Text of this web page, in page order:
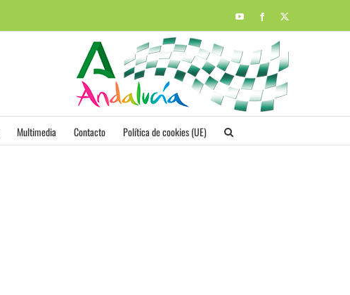
YouTubeFacebook
Multimedia Contacto Política de cookies (UE)